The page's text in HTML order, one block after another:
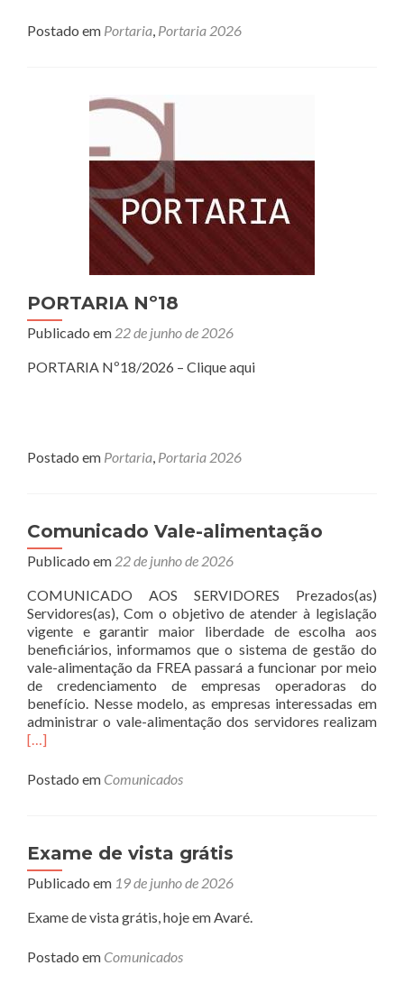
Postado em Portaria, Portaria 2026
PORTARIA Nº18
Publicado em 22 de junho de 2026
PORTARIA Nº18/2026 – Clique aqui
Postado em Portaria, Portaria 2026
Comunicado Vale-alimentação
Publicado em 22 de junho de 2026
COMUNICADO AOS SERVIDORES Prezados(as)
Servidores(as), Com o objetivo de atender à legislação
vigente e garantir maior liberdade de escolha aos
beneficiários, informamos que o sistema de gestão do
vale-alimentação da FREA passará a funcionar por meio
de credenciamento de empresas operadoras do
benefício. Nesse modelo, as empresas interessadas em
administrar o vale-alimentação dos servidores realizam
[…]
Postado em Comunicados
Exame de vista grátis
Publicado em 19 de junho de 2026
Exame de vista grátis, hoje em Avaré.
Postado em Comunicados